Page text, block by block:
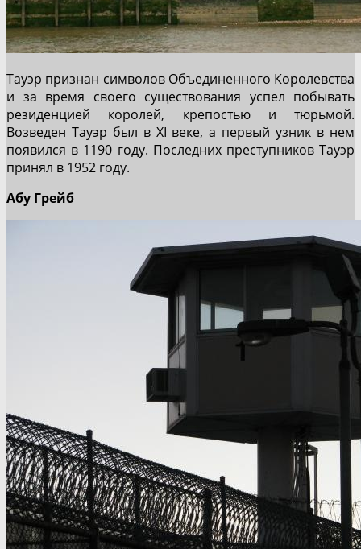
Тауэр признан символов Объединенного Королевства
и за время своего существования успел побывать
резиденцией королей, крепостью и тюрьмой.
Возведен Тауэр был в XI веке, а первый узник в нем
появился в 1190 году. Последних преступников Тауэр
принял в 1952 году.
Абу Грейб